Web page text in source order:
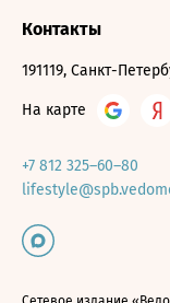
Контакты
191119, Санкт-
На карте
+7 812 325–60–80